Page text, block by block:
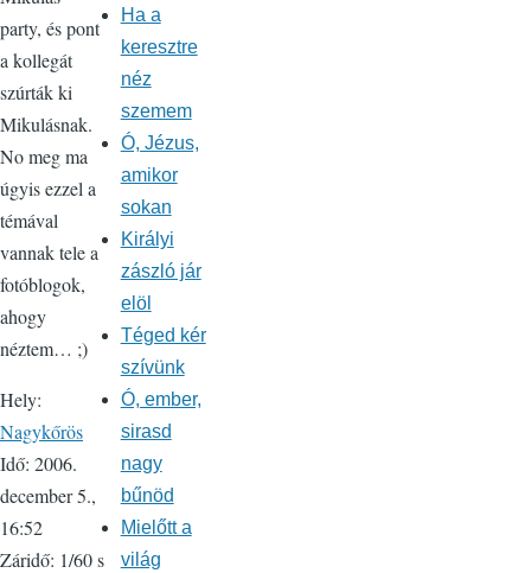
party, és pont
a kollegát
szúrták ki
Mikulásnak.
No meg ma
úgyis ezzel a
témával
vannak tele a
fotóblogok,
ahogy
néztem… ;)
Hely:
Nagykőrös
Idő: 2006.
december 5.,
16:52
Záridő: 1/60 s
Ha a
keresztre
néz
szemem
Ó, Jézus,
amikor
sokan
Királyi
zászló jár
elöl
Téged kér
szívünk
Ó, ember,
sirasd
nagy
bűnöd
Mielőtt a
világ